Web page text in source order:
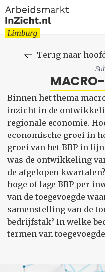
Terug naar
Binnen het thema
inzicht in de
regionale economie.
economische groei in
groei van het BBP in
was de ontwikkeling
de afgelopen
hoge of lage BBP per
van de toegevoegde
samenstelling van de
bedrijfstak? In welke
termen van